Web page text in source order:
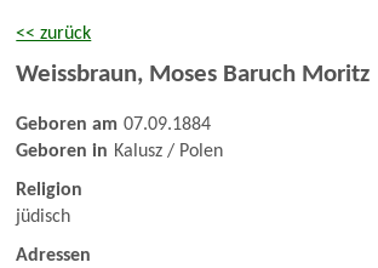
<< zurück
Weissbraun, Moses Baruch Moritz
Geboren am 07.09.1884
Geboren in Kalusz / Polen
Religion
jüdisch
Adressen